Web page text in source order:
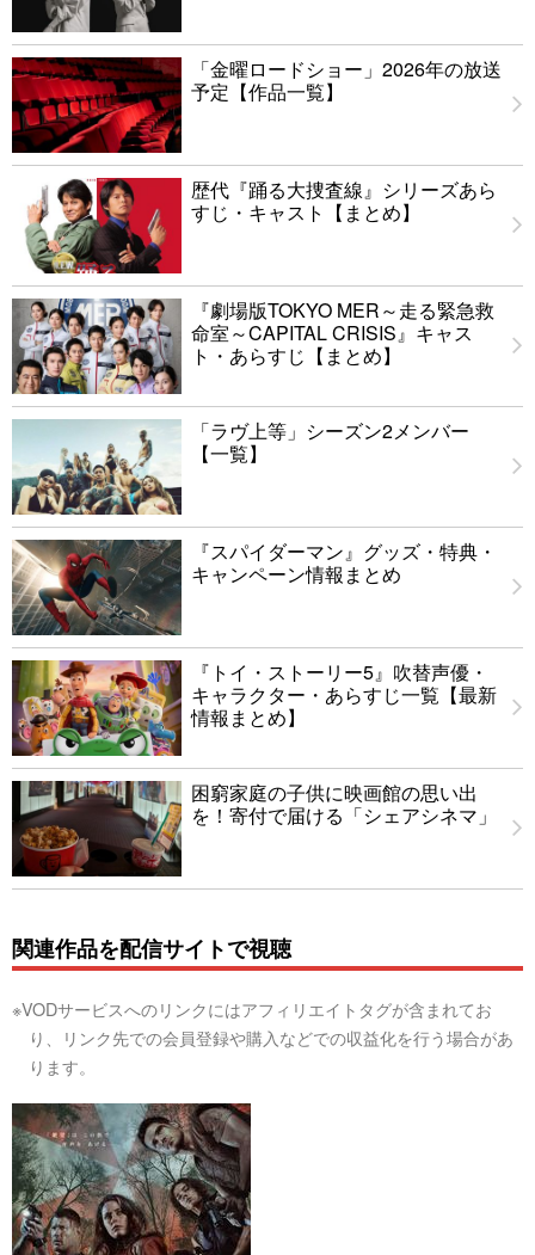
「金曜ロードショー」2026年の放送
予定【作品一覧】
歴代『踊る大捜査線』シリーズあら
すじ・キャスト【まとめ】
『劇場版TOKYO MER～走る緊急救
命室～CAPITAL CRISIS』キャス
ト・あらすじ【まとめ】
「ラヴ上等」シーズン2メンバー
【一覧】
『スパイダーマン』グッズ・特典・
キャンペーン情報まとめ
『トイ・ストーリー5』吹替声優・
キャラクター・あらすじ一覧【最新
情報まとめ】
困窮家庭の子供に映画館の思い出
を！寄付で届ける「シェアシネマ」
関連作品を配信サイトで視聴
※VODサービスへのリンクにはアフィリエイトタグが含まれてお
り、リンク先での会員登録や購入などでの収益化を行う場合があ
ります。